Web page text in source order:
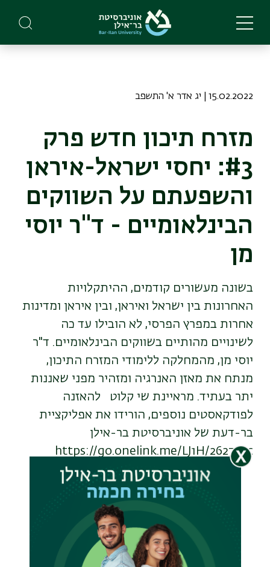
main
15.02.2022 | יג אדר א' התשפב
מזרח תיכון חדש פרק
#3: יחסי ישראל-איראן
והשפעתם על השווקים
הבינלאומיים - ד"ר יוסי
מן
בשונה מעשורים קודמים, ההיתקלויות
האחרונות בין ישראל ואיראן, ובין איראן ומדינות
אחרות במפרץ הפרסי, לא הובילו עד כה
לשינויים מהותיים בשווקים הבינלאומיים. ד"ר
יוסי מן, מהמחלקה ללימודי המזרח התיכון,
מנתח את מאזן האנרגיה ומזהיר מפני שאננות
יתר בעתיד. מראיינת שי קלוט להאזנה
לפודקאסטים נוספים, הורידו את אפליקציית
בר-דעת של אוניברסיטת בר-אילן
https://go.onelink.me/LJ1H/262773c